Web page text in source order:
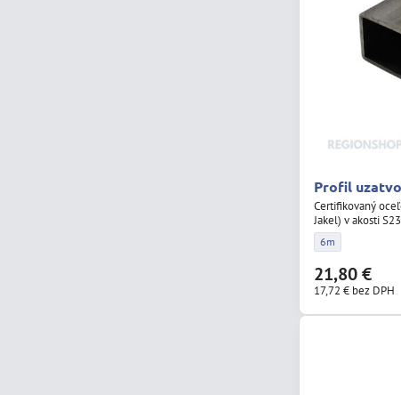
Profil
Certifikovaný
Jakel) v akosti
Profil uzatvorený
6m
21,80 €
17,72 € bez DPH